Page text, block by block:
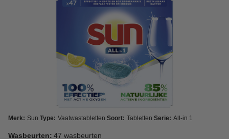
Merk: Sun Type: Vaatwastabletten Soort: Tabletten Serie: All-in 1
Wasbeurten: 47 wasbeurten